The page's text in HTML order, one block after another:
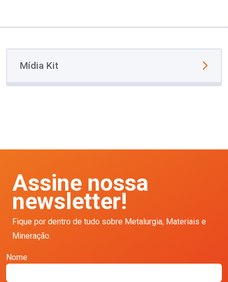
Mídia Kit
Assine nossa
newsletter!
Fique por dentro de tudo sobre Metalurgia, Materiais e
Mineração.
Nome